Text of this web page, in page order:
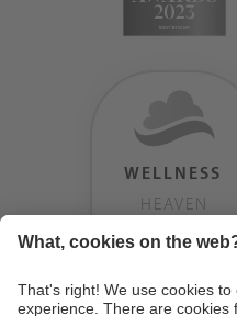
WELLNESS
HEAVEN
TESTERGEBNIS: